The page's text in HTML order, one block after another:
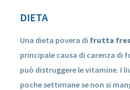
DIETA
Una dieta povera di frutta
principale causa di carenza
può distruggere le vitamine. I
poche settimane se non si